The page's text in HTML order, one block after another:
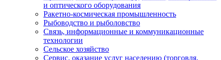
и оптического оборудования
Ракетно-космическая промышленность
Рыбоводство и рыболовство
Связь, информационные и коммуникационные
технологии
Сельское хозяйство
Сервис, оказание услуг населению (торговля,